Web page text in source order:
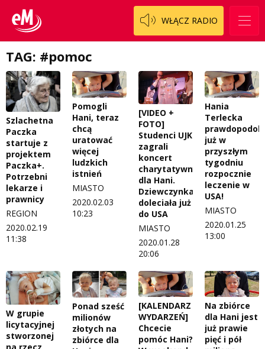
WŁĄCZ RADIO
TAG: #pomoc
Szlachetna
Paczka
startuje z
projektem
Paczka+.
Potrzebni
lekarze i
prawnicy
REGION
2020.02.19
11:38
Pomogli
Hani, teraz
chcą
uratować
więcej
ludzkich
istnień
MIASTO
2020.02.03
10:23
[VIDEO +
FOTO]
Studenci UJK
zagrali
koncert
charytatywny
dla Hani.
Dziewczynka
doleciała już
do USA
MIASTO
2020.01.28
20:06
Hania
Terlecka
już w
przyszłym
tygodniu
rozpocznie
leczenie w
USA!
MIASTO
2020.01.25
13:00
W grupie
licytacyjnej
stworzonej
Ponad sześć
milionów
złotych na
zbiórce dla
[KALENDARZ
WYDARZEŃ]
Chcecie
pomóc Hani?
Na zbiórce
dla Hani jest
już prawie
pięć i pół